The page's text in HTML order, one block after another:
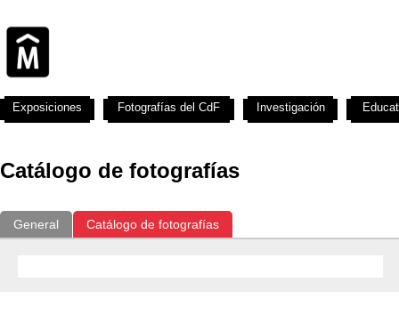
Catálogo de fotografías
General Catálogo de fotografías
Exposiciones Fotografías del CdF Investigación